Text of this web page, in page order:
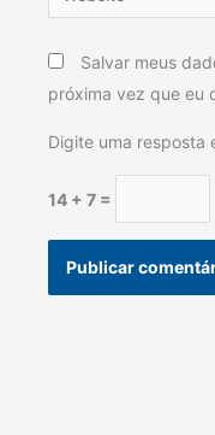
Salvar meus
próxima vez que eu
Digite uma resposta
14 + 7 =